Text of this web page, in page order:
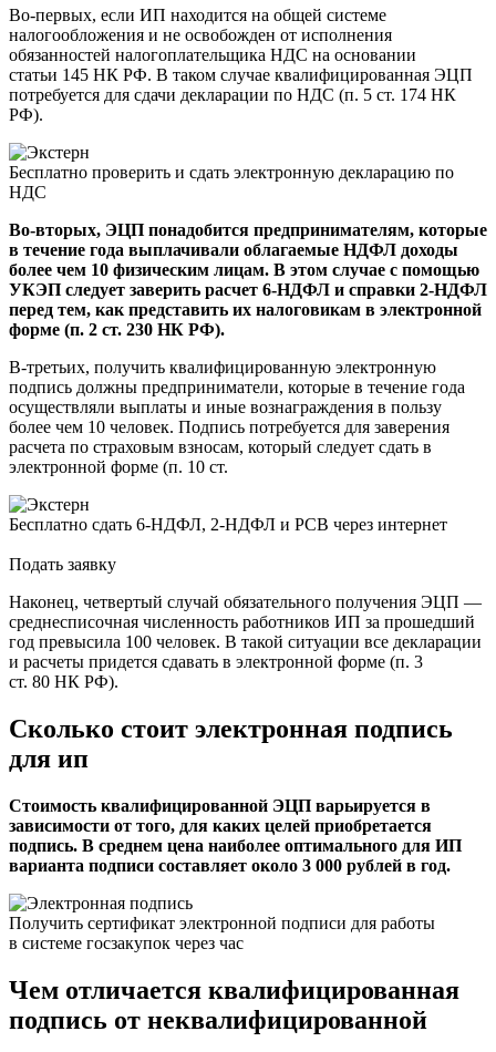
Во-первых, если ИП находится на общей системе
налогообложения и не освобожден от исполнения
обязанностей налогоплательщика НДС на основании
статьи 145 НК РФ. В таком случае квалифицированная ЭЦП
потребуется для сдачи декларации по НДС (п. 5 ст. 174 НК
РФ).
Бесплатно проверить и сдать электронную декларацию по
НДС
Во-вторых, ЭЦП понадобится предпринимателям, которые
в течение года выплачивали облагаемые НДФЛ доходы
более чем 10 физическим лицам. В этом случае с помощью
УКЭП следует заверить расчет 6-НДФЛ и справки 2-НДФЛ
перед тем, как представить их налоговикам в электронной
форме (п. 2 ст. 230 НК РФ).
В-третьих, получить квалифицированную электронную
подпись должны предприниматели, которые в течение года
осуществляли выплаты и иные вознаграждения в пользу
более чем 10 человек. Подпись потребуется для заверения
расчета по страховым взносам, который следует сдать в
электронной форме (п. 10 ст.
Бесплатно сдать 6‑НДФЛ, 2‑НДФЛ и РСВ через интернет
Подать заявку
Наконец, четвертый случай обязательного получения ЭЦП —
среднесписочная численность работников ИП за прошедший
год превысила 100 человек. В такой ситуации все декларации
и расчеты придется сдавать в электронной форме (п. 3
ст. 80 НК РФ).
Сколько стоит электронная подпись
для ип
Стоимость квалифицированной ЭЦП варьируется в
зависимости от того, для каких целей приобретается
подпись. В среднем цена наиболее оптимального для ИП
варианта подписи составляет около 3 000 рублей в год.
Получить сертификат электронной подписи для работы
в системе госзакупок через час
Чем отличается квалифицированная
подпись от неквалифицированной